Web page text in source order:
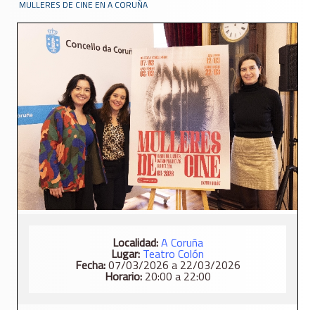
MULLERES DE CINE EN A CORUÑA
Localidad:A Coruña
Lugar: Teatro Colón
Fecha:07/03/2026 a 22/03/2026
Horario:20:00 a 22:00